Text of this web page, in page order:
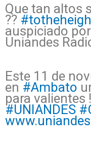
Que tan altos
?? #
auspiciado
Uniandes
Este 11 de
en #Ambato
para valientes
#UNIANDES #